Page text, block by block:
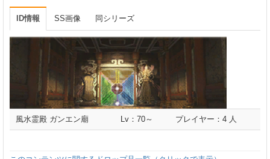
ID情報 SS画像 同シリーズ
風水霊殿 ガンエン廟 Lv：70～ プレイヤー：4 人